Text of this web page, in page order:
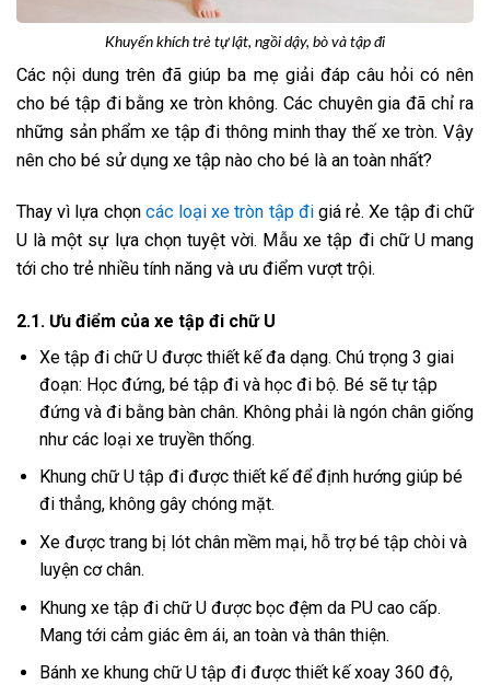
Khuyến khích trẻ tự lật, ngồi dậy, bò và tập đi
Các nội dung trên đã giúp ba mẹ giải đáp câu hỏi có nên
cho bé tập đi bằng xe tròn không. Các chuyên gia đã chỉ ra
những sản phẩm xe tập đi thông minh thay thế xe tròn. Vậy
nên cho bé sử dụng xe tập nào cho bé là an toàn nhất?
Thay vì lựa chọn các loại xe tròn tập đigiá rẻ. Xe tập đi chữ
U là một sự lựa chọn tuyệt vời. Mẫu xe tập đi chữ U mang
tới cho trẻ nhiều tính năng và ưu điểm vượt trội.
2.1. Ưu điểm của xe tập đi chữ U
Xe tập đi chữ U được thiết kế đa dạng. Chú trọng 3 giai
đoạn: Học đứng, bé tập đi và học đi bộ. Bé sẽ tự tập
đứng và đi bằng bàn chân. Không phải là ngón chân giống
như các loại xe truyền thống.
Khung chữ U tập đi được thiết kế để định hướng giúp bé
đi thẳng, không gây chóng mặt.
Xe được trang bị lót chân mềm mại, hỗ trợ bé tập chòi và
luyện cơ chân.
Khung xe tập đi chữ U được bọc đệm da PU cao cấp.
Mang tới cảm giác êm ái, an toàn và thân thiện.
Bánh xe khung chữ U tập đi được thiết kế xoay 360 độ,